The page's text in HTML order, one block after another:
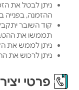
ההזמנה, בפנייה
קוד השובר
תממשו את
ניתן לממש את הקופון
ניתן לרכוש את ההטבה עד: 31/12/
פרטי